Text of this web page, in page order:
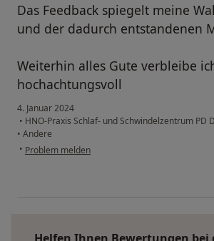
Das Feedback spiegelt meine
und der dadurch entstandenen
Weiterhin alles Gute verbleibe
hochachtungsvoll
4. Januar 2024
• HNO-Praxis Schlaf- und Schwindelzentrum PD
• Andere
• Problem melden